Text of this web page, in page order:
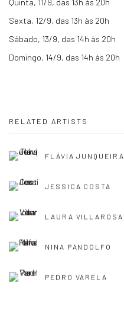
Sexta, 12/9, das 13h às 20h
Sábado, 13/9, das 14h às 20h
Domingo, 14/9, das 14h às 20h
RELATED ARTISTS
FLÁVIA JUNQUEIRA
JESSICA COSTA
LAURA VILLAROSA
NINA PANDOLFO
PEDRO VARELA